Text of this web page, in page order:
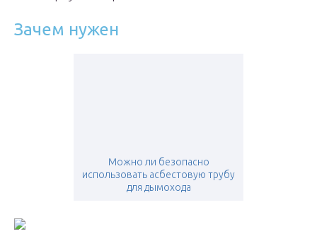
Зачем нужен
Можно ли безопасно
использовать асбестовую трубу
для дымохода